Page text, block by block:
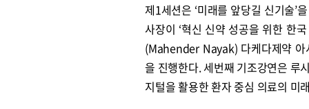
제1세션은 ‘미래를 앞당길 신기술’
사장이 ‘혁신 신약 성공을 위한 한
(Mahender Nayak) 다케다제약 아
을 진행한다. 세번째 기조강연은
지털을 활용한 환자 중심 의료의 미